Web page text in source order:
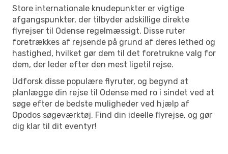
Store internationale knudepunkter er vigtige
afgangspunkter, der tilbyder adskillige direkte
flyrejser til Odense regelmæssigt. Disse ruter
foretrækkes af rejsende på grund af deres lethed og
hastighed, hvilket gør dem til det foretrukne valg for
dem, der leder efter den mest ligetil rejse.
Udforsk disse populære flyruter, og begynd at
planlægge din rejse til Odense med ro i sindet ved at
søge efter de bedste muligheder ved hjælp af
Opodos søgeværktøj. Find din ideelle flyrejse, og gør
dig klar til dit eventyr!